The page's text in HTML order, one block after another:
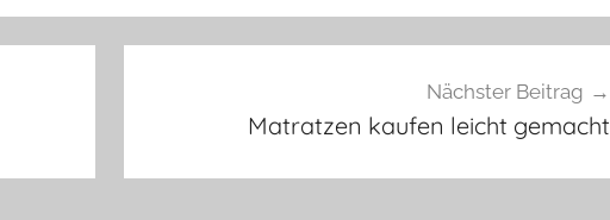
Nächster Beitrag
Matratzen kaufen leicht gemacht